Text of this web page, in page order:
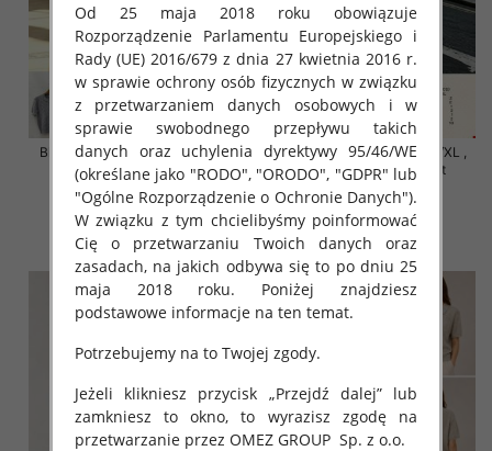
Bluzki damskie Roz S/M-L/XL ,
Mix Kolor Paczka 10 szt
42.00 zł
szczegóły
Bluzki damskie Roz S/M-L/XL ,
Mix Kolor Paczka 10 szt
42.00 zł
szczegóły
Od 25 maja 2018 roku obowiązuje
Rozporządzenie Parlamentu Europejskiego i
Rady (UE) 2016/679 z dnia 27 kwietnia 2016 r.
w sprawie ochrony osób fizycznych w związku
z przetwarzaniem danych osobowych i w
sprawie swobodnego przepływu takich
danych oraz uchylenia dyrektywy 95/46/WE
(określane jako "RODO", "ORODO", "GDPR" lub
"Ogólne Rozporządzenie o Ochronie Danych").
W związku z tym chcielibyśmy poinformować
Cię o przetwarzaniu Twoich danych oraz
zasadach, na jakich odbywa się to po dniu 25
maja 2018 roku. Poniżej znajdziesz
podstawowe informacje na ten temat.
Potrzebujemy na to Twojej zgody.
Jeżeli klikniesz przycisk „Przejdź dalej” lub
zamkniesz to okno, to wyrazisz zgodę na
przetwarzanie przez OMEZ GROUP Sp. z o.o.